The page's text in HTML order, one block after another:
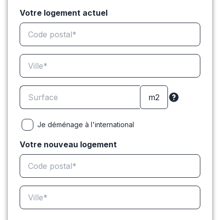
Votre logement actuel
Je déménage à l'international
Votre nouveau logement